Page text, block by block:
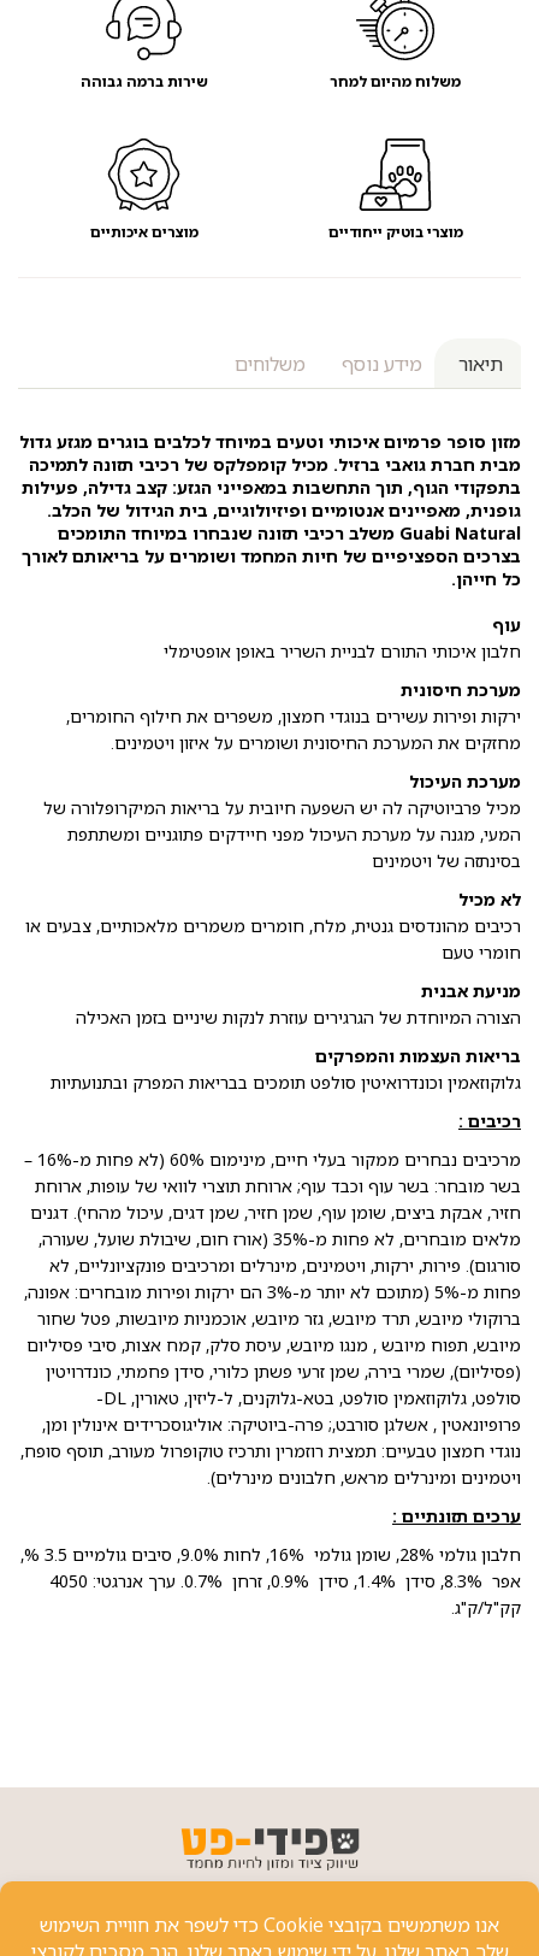
תיאור מידע נוסף משלוחים
מזון סופר פרמיום איכותי וטעים במיוחד לכלבים בוגרים מגזע גדול
מבית חברת גואבי ברזיל. מכיל קומפלקס של רכיבי תזונה לתמיכה
בתפקודי הגוף, תוך התחשבות במאפייני הגזע: קצב גדילה, פעילות
גופנית, מאפיינים אנטומיים ופיזיולוגיים, בית הגידול של הכלב.
Guabi Natural משלב רכיבי תזונה שנבחרו במיוחד התומכים
בצרכים הספציפיים של חיות המחמד ושומרים על בריאותם לאורך
כל חייהן.
עוף
חלבון איכותי התורם לבניית השריר באופן אופטימלי
מערכת חיסונית
ירקות ופירות עשירים בנוגדי חמצון, משפרים את חילוף החומרים,
מחזקים את המערכת החיסונית ושומרים על איזון ויטמינים.
מערכת העיכול
מכיל פרביוטיקה לה יש השפעה חיובית על בריאות המיקרופלורה של
המעי, מגנה על מערכת העיכול מפני חיידקים פתוגניים ומשתתפת
בסינתזה של ויטמינים
לא מכיל
רכיבים מהונדסים גנטית, מלח, חומרים משמרים מלאכותיים, צבעים או
חומרי טעם
מניעת אבנית
הצורה המיוחדת של הגרגירים עוזרת לנקות שיניים בזמן האכילה
בריאות העצמות והמפרקים
גלוקוזאמין וכונדרואיטין סולפט תומכים בבריאות המפרק ובתנועתיות
רכיבים :
מרכיבים נבחרים ממקור בעלי חיים, מינימום 60% (לא פחות מ-16% –
בשר מובחר: בשר עוף וכבד עוף; ארוחת תוצרי לוואי של עופות, ארוחת
חזיר, אבקת ביצים, שומן עוף, שמן חזיר, שמן דגים, עיכול מהחי). דגנים
מלאים מובחרים, לא פחות מ-35% (אורז חום, שיבולת שועל, שעורה,
סורגום). פירות, ירקות, ויטמינים, מינרלים ומרכיבים פונקציונליים, לא
פחות מ-5% (מתוכם לא יותר מ-3% הם ירקות ופירות מובחרים: אפונה,
ברוקולי מיובש, תרד מיובש, גזר מיובש, אוכמניות מיובשות, פטל שחור
מיובש, תפוח מיובש , מנגו מיובש, עיסת סלק, קמח אצות, סיבי פסיליום
(פסיליום), שמרי בירה, שמן זרעי פשתן כלורי, סידן פחמתי, כונדרויטין
סולפט, גלוקוזאמין סולפט, בטא-גלוקנים, ל-ליזין, טאורין, DL-
פרופיונאטין , אשלגן סורבט,; פרה-ביוטיקה: אוליגוסכרידים אינולין ומן,
נוגדי חמצון טבעיים: תמצית רוזמרין ותרכיז טוקופרול מעורב, תוסף סופח,
ויטמינים ומינרלים מראש, חלבונים מינרלים).
ערכים תזונתיים :
חלבון גולמי 28%, שומן גולמי 16%, לחות 9.0%, סיבים גולמיים 3.5 %,
אפר 8.3%, סידן 1.4%, סידן 0.9%, זרחן 0.7%. ערך אנרגטי: 4050
קק"ל/ק"ג.
משלוח מהיום למחר שירות ברמה גבוהה
מוצרי בוטיק ייחודיים מוצרים איכותיים